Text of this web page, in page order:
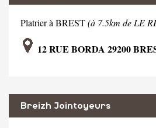
Platrier à BREST(à 7.5km de LE
12 RUE BORDA 29200
Breizh Jointoyeurs